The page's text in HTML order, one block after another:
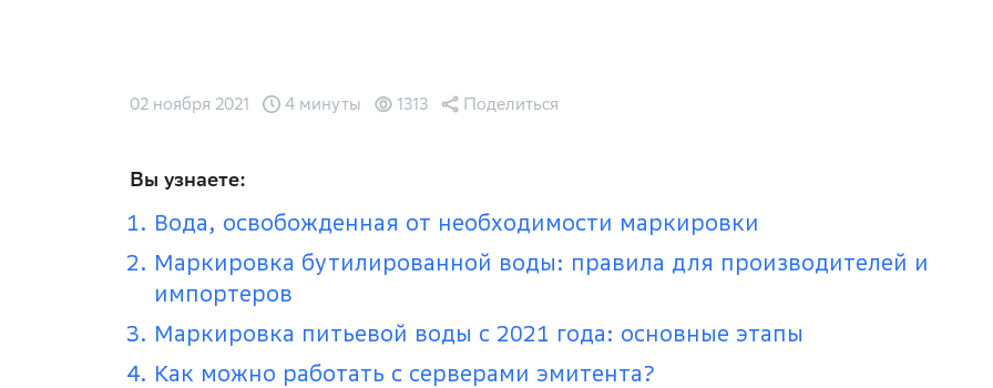
02 ноября 2021 4 минуты 1313 Поделиться
Вы узнаете:
Вода, освобожденная от необходимости маркировки
Маркировка бутилированной воды: правила для производителей и
импортеров
Маркировка питьевой воды с 2021 года: основные этапы
Как можно работать с серверами эмитента?